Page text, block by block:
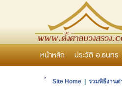
หน้าหลัก ประวัติ อ.ธนทร
Site Home รวมพิธีงานต่